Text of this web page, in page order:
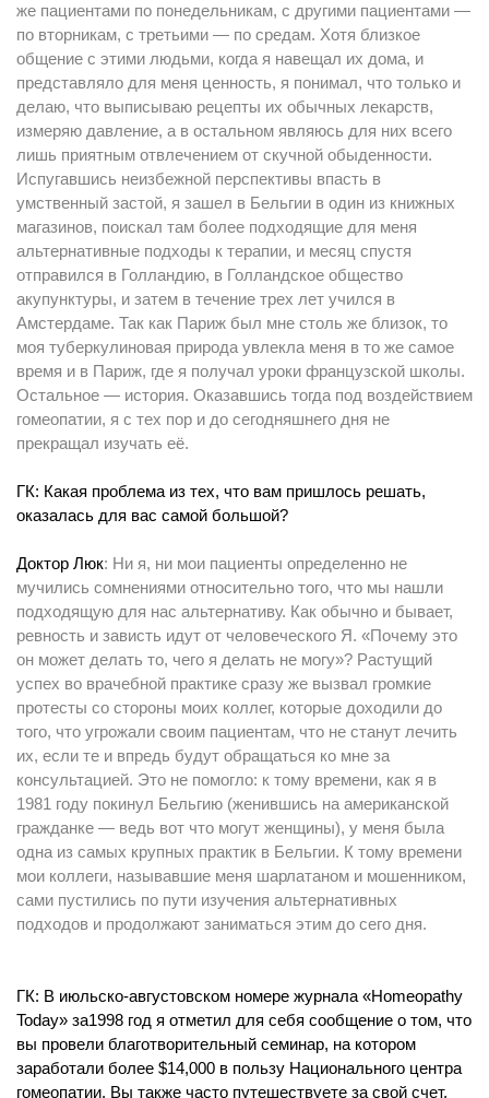
же пациентами по понедельникам, с другими пациентами —
по вторникам, с третьими — по средам. Хотя близкое
общение с этими людьми, когда я навещал их дома, и
представляло для меня ценность, я понимал, что только и
делаю, что выписываю рецепты их обычных лекарств,
измеряю давление, а в остальном являюсь для них всего
лишь приятным отвлечением от скучной обыденности.
Испугавшись неизбежной перспективы впасть в
умственный застой, я зашел в Бельгии в один из книжных
магазинов, поискал там более подходящие для меня
альтернативные подходы к терапии, и месяц спустя
отправился в Голландию, в Голландское общество
акупунктуры, и затем в течение трех лет учился в
Амстердаме. Так как Париж был мне столь же близок, то
моя туберкулиновая природа увлекла меня в то же самое
время и в Париж, где я получал уроки французской школы.
Остальное — история. Оказавшись тогда под воздействием
гомеопатии, я с тех пор и до сегодняшнего дня не
прекращал изучать её.
ГК: Какая проблема из тех, что вам пришлось решать,
оказалась для вас самой большой?
Доктор Люк: Ни я, ни мои пациенты определенно не
мучились сомнениями относительно того, что мы нашли
подходящую для нас альтернативу. Как обычно и бывает,
ревность и зависть идут от человеческого Я. «Почему это
он может делать то, чего я делать не могу»? Растущий
успех во врачебной практике сразу же вызвал громкие
протесты со стороны моих коллег, которые доходили до
того, что угрожали своим пациентам, что не станут лечить
их, если те и впредь будут обращаться ко мне за
консультацией. Это не помогло: к тому времени, как я в
1981 году покинул Бельгию (женившись на американской
гражданке — ведь вот что могут женщины), у меня была
одна из самых крупных практик в Бельгии. К тому времени
мои коллеги, называвшие меня шарлатаном и мошенником,
сами пустились по пути изучения альтернативных
подходов и продолжают заниматься этим до сего дня.
ГК: В июльско-августовском номере журнала «Homeopathy
Today» за1998 год я отметил для себя сообщение о том, что
вы провели благотворительный семинар, на котором
заработали более $14,000 в пользу Национального центра
гомеопатии. Вы также часто путешествуете за свой счет,